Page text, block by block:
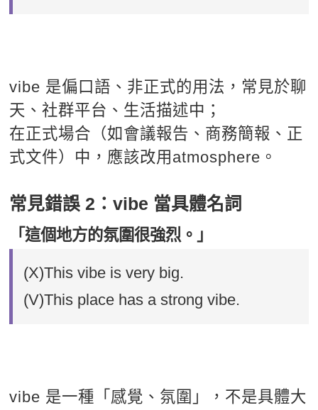
vibe 是偏口語、非正式的用法，常見於聊
天、社群平台、生活描述中；
在正式場合（如會議報告、商務簡報、正
式文件）中，應該改用atmosphere。
常見錯誤 2：vibe 當具體名詞
「這個地方的氛圍很強烈。」
(X)This vibe is very big.
(V)This place has a strong vibe.
vibe 是一種「感覺、氛圍」，不是具體大